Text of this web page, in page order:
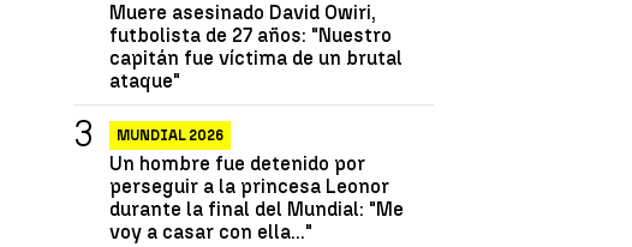
Muere asesinado David Owiri,
futbolista de 27 años: "Nuestro
capitán fue víctima de un brutal
ataque"
MUNDIAL 2026
Un hombre fue detenido por
perseguir a la princesa Leonor
durante la final del Mundial: "Me
voy a casar con ella..."